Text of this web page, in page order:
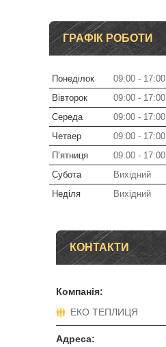
ГРАФІК РОБОТИ
Понеділок 09:00 17:00
Вівторок
09:00 17:00
Середа
09:00 17:00
Четвер
09:00 17:00
Пʼятниця
09:00 17:00
Субота
Вихідний
Неділя
Вихідний
КОНТАКТИ
ЕКО ТЕПЛИЦЯ